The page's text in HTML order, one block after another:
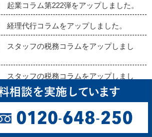
起業コラム第222弾をアップしました。
経理代行コラムをアップしました。
スタッフの税務コラムをアップしまし
スタッフの税務コラムをアップしまし
弊社代表：香川晋平の相続コラム第198
た。